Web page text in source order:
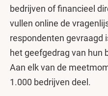
bedrijven of financieel
vullen online de
respondenten gevraagd
het geefgedrag van hun
Aan elk van de
1.000 bedrijven deel.